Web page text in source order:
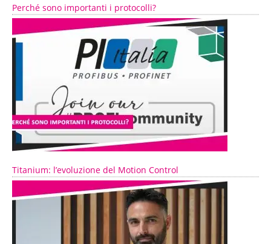
Perché sono importanti i protocolli?
Titanium: l’evoluzione del Motion Control